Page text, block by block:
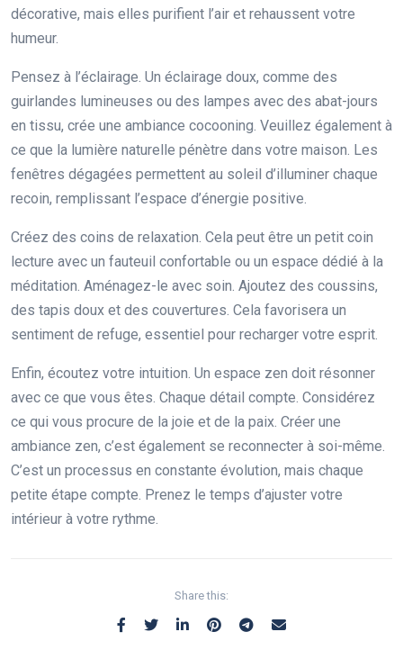
décorative, mais elles purifient l’air et rehaussent votre
humeur.
Pensez à l’éclairage. Un éclairage doux, comme des
guirlandes lumineuses ou des lampes avec des abat-jours
en tissu, crée une ambiance cocooning. Veuillez également à
ce que la lumière naturelle pénètre dans votre maison. Les
fenêtres dégagées permettent au soleil d’illuminer chaque
recoin, remplissant l’espace d’énergie positive.
Créez des coins de relaxation. Cela peut être un petit coin
lecture avec un fauteuil confortable ou un espace dédié à la
méditation. Aménagez-le avec soin. Ajoutez des coussins,
des tapis doux et des couvertures. Cela favorisera un
sentiment de refuge, essentiel pour recharger votre esprit.
Enfin, écoutez votre intuition. Un espace zen doit résonner
avec ce que vous êtes. Chaque détail compte. Considérez
ce qui vous procure de la joie et de la paix. Créer une
ambiance zen, c’est également se reconnecter à soi-même.
C’est un processus en constante évolution, mais chaque
petite étape compte. Prenez le temps d’ajuster votre
intérieur à votre rythme.
Share this: